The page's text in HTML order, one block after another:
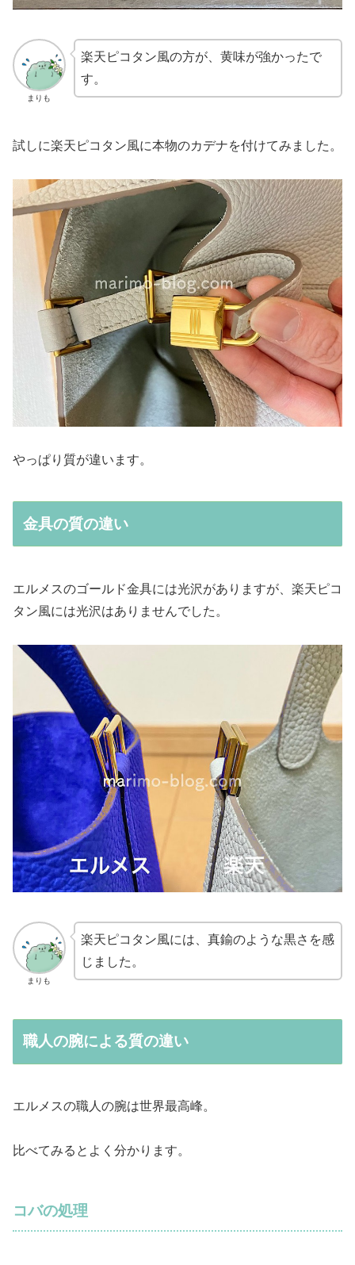
まりも
楽天ピコタン風の方が、黄味が強かったで
す。
試しに楽天ピコタン風に本物のカデナを付けてみました。
やっぱり質が違います。
金具の質の違い
エルメスのゴールド金具には光沢がありますが、楽天ピコ
タン風には光沢はありませんでした。
まりも
楽天ピコタン風には、真鍮のような黒さを感
じました。
職人の腕による質の違い
エルメスの職人の腕は世界最高峰。
比べてみるとよく分かります。
コバの処理